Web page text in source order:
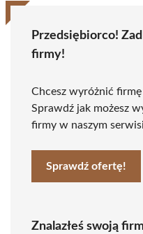
Przedsiębiorco!
firmy!
Chcesz wyróżnić
Sprawdź jak możesz
firmy w naszym
Sprawdź ofertę!
Znalazłeś swoją